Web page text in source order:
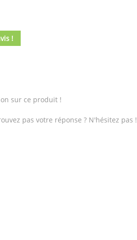
!
sur ce produit !
pas votre réponse ? N'hésitez pas !